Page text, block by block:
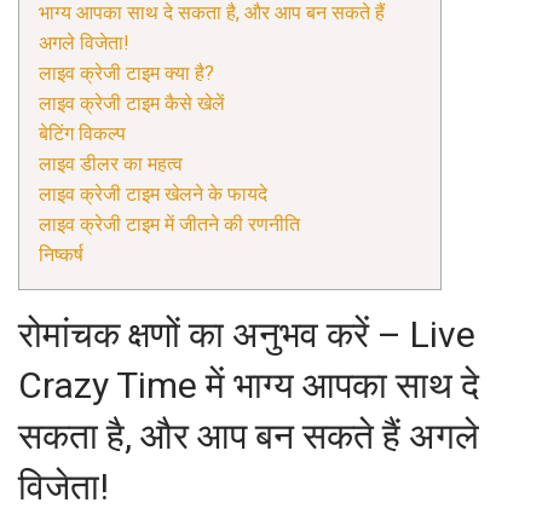
भाग्य आपका साथ दे सकता है, और आप बन सकते हैं
अगले विजेता!
लाइव क्रेजी टाइम क्या है?
लाइव क्रेजी टाइम कैसे खेलें
बेटिंग विकल्प
लाइव डीलर का महत्व
लाइव क्रेजी टाइम खेलने के फायदे
लाइव क्रेजी टाइम में जीतने की रणनीति
निष्कर्ष
रोमांचक क्षणों का अनुभव करें – Live
Crazy Time में भाग्य आपका साथ दे
सकता है, और आप बन सकते हैं अगले
विजेता!